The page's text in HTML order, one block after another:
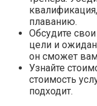
плаванию.
Обсудите
цели и
он сможет
Узнайте
стоимость
подходит.